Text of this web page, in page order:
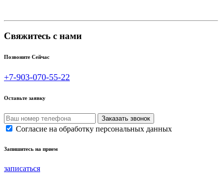
Свяжитесь с нами
Позвоните Сейчас
+7-903-070-55-22
Оставьте заявку
Согласие на обработку персональных данных
Запишитесь на прием
записаться